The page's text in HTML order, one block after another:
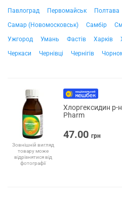
Павлоград
Первомайськ Полтава
Самар (Новомосковськ)
Самбір
Ужгород
Умань Фастів Харків
Черкаси
Чернівці Чернігів
Зовнішній вигляд
товару може
відрізнятися від
фотографії
Хлоргексидин р-
Pharm
47.00 грн